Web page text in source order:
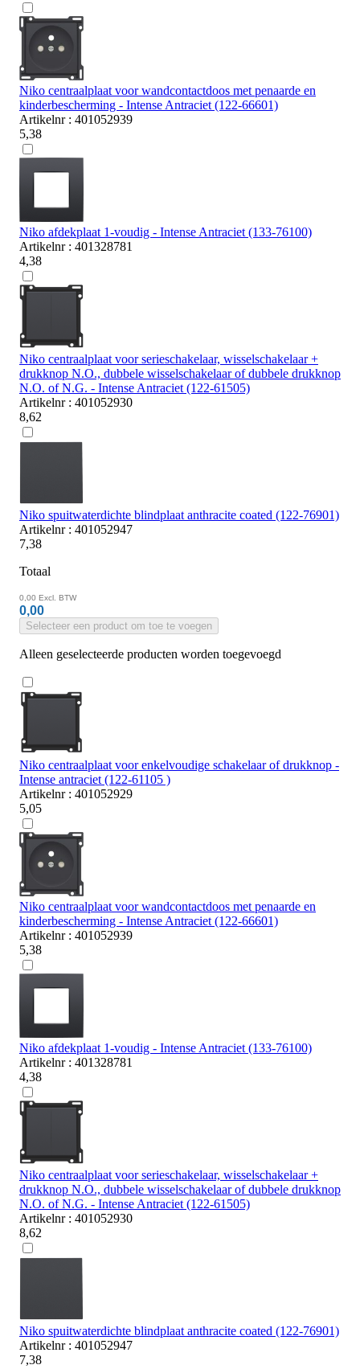
Niko centraalplaat voor wandcontactdoos met penaarde en
kinderbescherming - Intense Antraciet (122-66601)
Artikelnr : 401052939
5,38
Niko afdekplaat 1-voudig - Intense Antraciet (133-76100)
Artikelnr : 401328781
4,38
Niko centraalplaat voor serieschakelaar, wisselschakelaar +
drukknop N.O., dubbele wisselschakelaar of dubbele drukknop
N.O. of N.G. - Intense Antraciet (122-61505)
Artikelnr : 401052930
8,62
Niko spuitwaterdichte blindplaat anthracite coated (122-76901)
Artikelnr : 401052947
7,38
Totaal
0,00 Excl. BTW
0,00
Selecteer een product om toe te voegen
Alleen geselecteerde producten worden toegevoegd
Niko centraalplaat voor enkelvoudige schakelaar of drukknop -
Intense antraciet (122-61105 )
Artikelnr : 401052929
5,05
Niko centraalplaat voor wandcontactdoos met penaarde en
kinderbescherming - Intense Antraciet (122-66601)
Artikelnr : 401052939
5,38
Niko afdekplaat 1-voudig - Intense Antraciet (133-76100)
Artikelnr : 401328781
4,38
Niko centraalplaat voor serieschakelaar, wisselschakelaar +
drukknop N.O., dubbele wisselschakelaar of dubbele drukknop
N.O. of N.G. - Intense Antraciet (122-61505)
Artikelnr : 401052930
8,62
Niko spuitwaterdichte blindplaat anthracite coated (122-76901)
Artikelnr : 401052947
7,38